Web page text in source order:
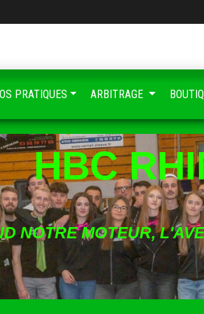
HBC
NOTRE MOTEUR,
PRATIQUES ARBITRAGE